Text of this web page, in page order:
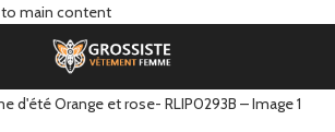
to main content